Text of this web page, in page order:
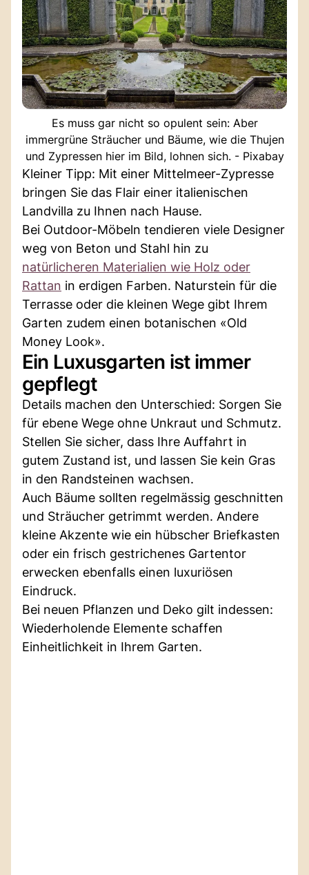
Es muss gar nicht so opulent sein: Aber
immergrüne Sträucher und Bäume, wie die Thujen
und Zypressen hier im Bild, lohnen sich. - Pixabay
Kleiner Tipp: Mit einer Mittelmeer-Zypresse
bringen Sie das Flair einer italienischen
Landvilla zu Ihnen nach Hause.
Bei Outdoor-Möbeln tendieren viele Designer
weg von Beton und Stahl hin zu
natürlicheren Materialien wie Holz oder
Rattan in erdigen Farben. Naturstein für die
Terrasse oder die kleinen Wege gibt Ihrem
Garten zudem einen botanischen «Old
Money Look».
Ein Luxusgarten ist immer
gepflegt
Details machen den Unterschied: Sorgen Sie
für ebene Wege ohne Unkraut und Schmutz.
Stellen Sie sicher, dass Ihre Auffahrt in
gutem Zustand ist, und lassen Sie kein Gras
in den Randsteinen wachsen.
Auch Bäume sollten regelmässig geschnitten
und Sträucher getrimmt werden. Andere
kleine Akzente wie ein hübscher Briefkasten
oder ein frisch gestrichenes Gartentor
erwecken ebenfalls einen luxuriösen
Eindruck.
Bei neuen Pflanzen und Deko gilt indessen:
Wiederholende Elemente schaffen
Einheitlichkeit in Ihrem Garten.